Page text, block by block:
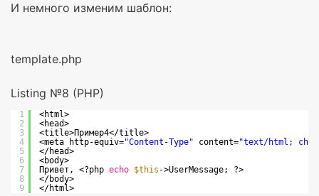
И немного изменим шаблон:
template.php
Listing №8 (PHP)
1
2
3
4
5
6
7
8
9
<html>
<head>
<title>Пример4</title>
<meta http-equiv="Content-Type" content="text/html;
</head>
<body>
Привет, <?php echo $this ->UserMessage; ?>
</body>
</html>